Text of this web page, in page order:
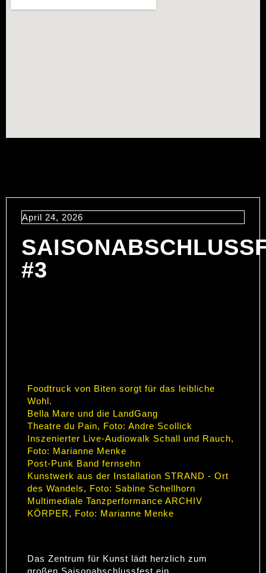
April 24, 2026
#3
Foodtruck von Biten sorgt für das leibliche
Wohl.
Bella Mare und die LandGang
Theatre du Pain, Foto: Andre Scollick
Inszenierter Live-Audiowalk Schall und Rauch,
Foto: Marianne Menke
Post-Punk Band fernsehn
Kunstwerk aus der Installation STRAND - Ort
des Wandels, Foto: Sabine Schellhorn
Multimediale Tanzperformance ARCHIV
KÖRPER, Foto: Marianne Menke
Das Zentrum für Kunst lädt herzlich zum
großen Saisonabschlussfest ein.